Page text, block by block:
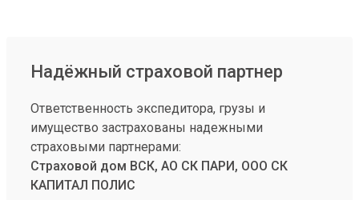
Надёжный страховой партнер
Ответственность экспедитора, грузы и
имущество застрахованы надежными
страховыми партнерами:
Страховой дом ВСК, АО СК ПАРИ, ООО СК
КАПИТАЛ ПОЛИС